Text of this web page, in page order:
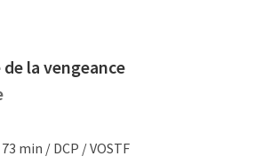
la vengeance
min / DCP / VOSTF